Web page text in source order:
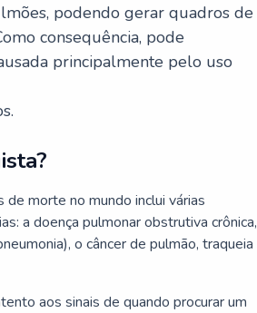
podendo gerar quadros de
consequência, pode
principalmente pelo uso
de morte no mundo inclui várias
a doença pulmonar obstrutiva crônica,
o câncer de pulmão, traqueia
aos sinais de quando procurar um